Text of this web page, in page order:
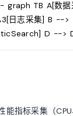
TB A[数
日志采集] B -->
D -->
指标采集（CPU